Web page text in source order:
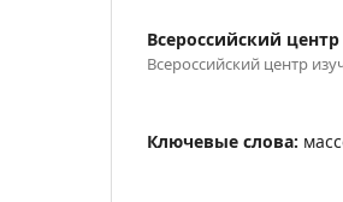
Всероссийский
Всероссийский центр
Ключевые слова: